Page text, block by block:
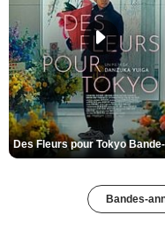
Bandes-